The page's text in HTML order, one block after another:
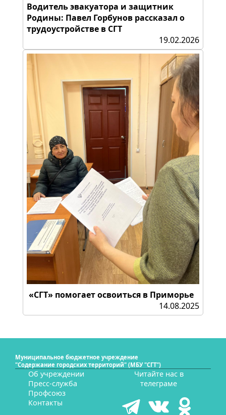
Водитель эвакуатора и защитник
Родины: Павел Горбунов рассказал о
трудоустройстве в СГТ
19.02.2026
«СГТ» помогает освоиться в Приморье
14.08.2025
Муниципальное бюджетное учреждение
"Содержание городских территорий" (МБУ "СГТ")
Об учреждении
Пресс-служба
Профсоюз
Контакты
Читайте нас в
телеграме